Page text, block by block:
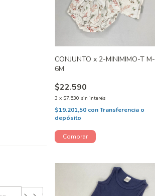
CONJUNTO x 2-MINIMIMO-T M-
6M
$22.590
3 x $7.530 sin interés
$19.201,50 con Transferencia o
depósito